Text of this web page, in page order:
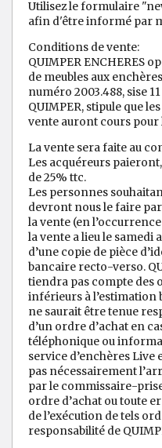
Utilisez le formulaire
afin d'être informé par
Conditions de vente:
QUIMPER ENCHERES
de meubles aux
numéro 2003.488, sise
QUIMPER, stipule que
vente auront cours pour
La vente sera faite au
Les acquéreurs
de 25% ttc.
Les personnes
devront nous le faire
la vente (en
la vente a lieu le
d’une copie de pièce
bancaire recto-verso.
tiendra pas compte des
inférieurs à l’estimation
ne saurait être tenue
d’un ordre d’achat en
téléphonique ou
service d’enchères Live
pas nécessairement
par le commissaire-
ordre d’achat ou toute
de l’exécution de tels
responsabilité de